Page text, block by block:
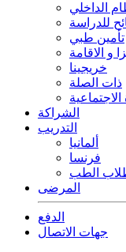
الداخلي
للدراسة
تأمين طبي
و الاقامة
خريجينا
ذات الصلة
الاجتماعية
الشراكة
التدريب
ألمانيا
فرنسا
الطب
المرضى
الدفع
جهات الاتصال